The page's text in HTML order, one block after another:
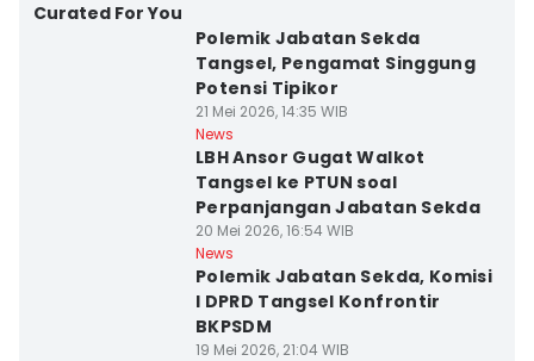
Curated For You
Polemik Jabatan Sekda
Tangsel, Pengamat Singgung
Potensi Tipikor
21 Mei 2026, 14:35 WIB
News
LBH Ansor Gugat Walkot
Tangsel ke PTUN soal
Perpanjangan Jabatan Sekda
20 Mei 2026, 16:54 WIB
News
Polemik Jabatan Sekda, Komisi
I DPRD Tangsel Konfrontir
BKPSDM
19 Mei 2026, 21:04 WIB